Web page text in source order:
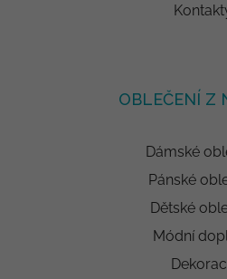
OBLEČENÍ Z
Dámské
Pánské
Dětské
Módní